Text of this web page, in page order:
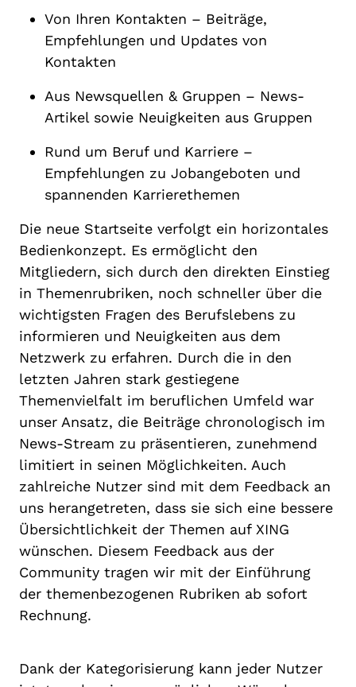
Von Ihren Kontakten – Beiträge,
Empfehlungen und Updates von
Kontakten
Aus Newsquellen & Gruppen – News-
Artikel sowie Neuigkeiten aus Gruppen
Rund um Beruf und Karriere –
Empfehlungen zu Jobangeboten und
spannenden Karrierethemen
Die neue Startseite verfolgt ein horizontales
Bedienkonzept. Es ermöglicht den
Mitgliedern, sich durch den direkten Einstieg
in Themenrubriken, noch schneller über die
wichtigsten Fragen des Berufslebens zu
informieren und Neuigkeiten aus dem
Netzwerk zu erfahren. Durch die in den
letzten Jahren stark gestiegene
Themenvielfalt im beruflichen Umfeld war
unser Ansatz, die Beiträge chronologisch im
News-Stream zu präsentieren, zunehmend
limitiert in seinen Möglichkeiten. Auch
zahlreiche Nutzer sind mit dem Feedback an
uns herangetreten, dass sie sich eine bessere
Übersichtlichkeit der Themen auf XING
wünschen. Diesem Feedback aus der
Community tragen wir mit der Einführung
der themenbezogenen Rubriken ab sofort
Rechnung.
Dank der Kategorisierung kann jeder Nutzer